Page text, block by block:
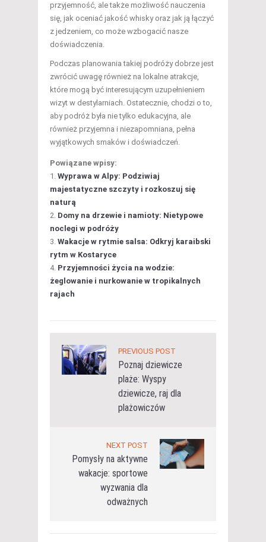
przyjemność, ale także możliwość nauczenia
się, jak oceniać jakość whisky oraz jak ją łączyć
z jedzeniem, co może wzbogacić nasze
doświadczenia.
Podczas planowania takiej podróży dobrze jest
zwrócić uwagę również na lokalne atrakcje,
które mogą być interesującym uzupełnieniem
wizyt w destylarniach. Ostatecznie, chodzi o to,
aby podróż była nie tylko edukacyjna, ale
również przyjemna i niezapomniana, pełna
wyjątkowych smaków i doświadczeń.
Powiązane wpisy:
Wyprawa w Alpy: Podziwiaj
majestatyczne szczyty i rozkoszuj się
naturą
Domy na drzewie i namioty: Nietypowe
noclegi w podróży
Wakacje w rytmie salsa: Odkryj karaibski
rytm w Kostaryce
Przyjemności życia na wodzie:
żeglowanie i nurkowanie w tropikalnych
rajach
PREVIOUS POST
Poznaj dziewicze
plaże: Wyspy
dziewicze, raj dla
plażowiczów
NEXT POST
Pomysły na aktywne
wakacje: sportowe
wyzwania dla
odważnych